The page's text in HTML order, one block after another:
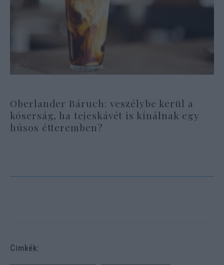
Oberlander Báruch: veszélybe kerül a
kóserság, ha tejeskávét is kínálnak egy
húsos étteremben?
Cimkék: